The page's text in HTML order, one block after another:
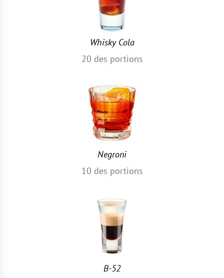
Whisky Cola
20 des portions
Negroni
10 des portions
B-52